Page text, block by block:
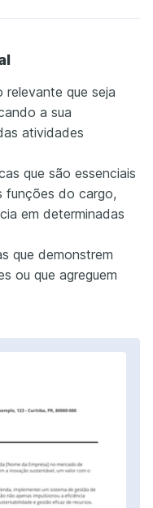
relevante que seja
a sua
atividades
que são essenciais
funções do cargo,
em determinadas
que demonstrem
ou que agreguem